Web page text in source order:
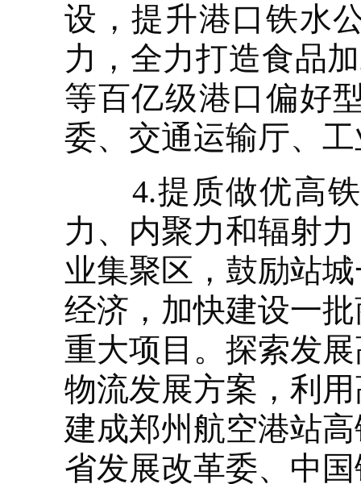
设，提升港口铁水
力，全力打造食品
等百亿级港口偏好
委、交通运输厅、
4.提质做优高铁
力、内聚力和辐射
业集聚区，鼓励站
经济，加快建设一
重大项目。探索发
物流发展方案，利
建成郑州航空港站
省发展改革委、中